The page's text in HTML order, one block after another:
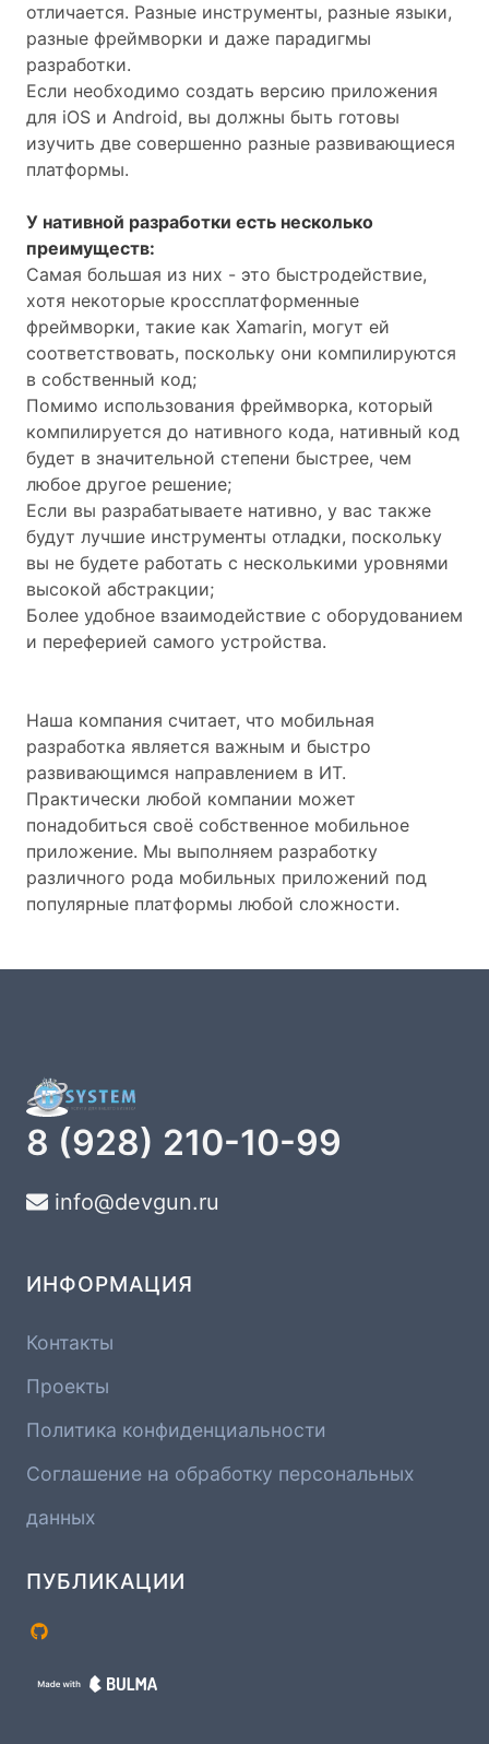
отличается. Разные инструменты, разные языки,
разные фреймворки и даже парадигмы
разработки.
Если необходимо создать версию приложения
для iOS и Android, вы должны быть готовы
изучить две совершенно разные развивающиеся
платформы.
У нативной разработки есть несколько
преимуществ:
Самая большая из них - это быстродействие,
хотя некоторые кроссплатформенные
фреймворки, такие как Xamarin, могут ей
соответствовать, поскольку они компилируются
в собственный код;
Помимо использования фреймворка, который
компилируется до нативного кода, нативный код
будет в значительной степени быстрее, чем
любое другое решение;
Если вы разрабатываете нативно, у вас также
будут лучшие инструменты отладки, поскольку
вы не будете работать с несколькими уровнями
высокой абстракции;
Более удобное взаимодействие с оборудованием
и переферией самого устройства.
Наша компания считает, что мобильная
разработка является важным и быстро
развивающимся направлением в ИТ.
Практически любой компании может
понадобиться своё собственное мобильное
приложение. Мы выполняем разработку
различного рода мобильных приложений под
популярные платформы любой сложности.
8 (928) 210-10-99
info@devgun.ru
ИНФОРМАЦИЯ
Контакты
Проекты
Политика конфиденциальности
Соглашение на обработку персональных
данных
ПУБЛИКАЦИИ